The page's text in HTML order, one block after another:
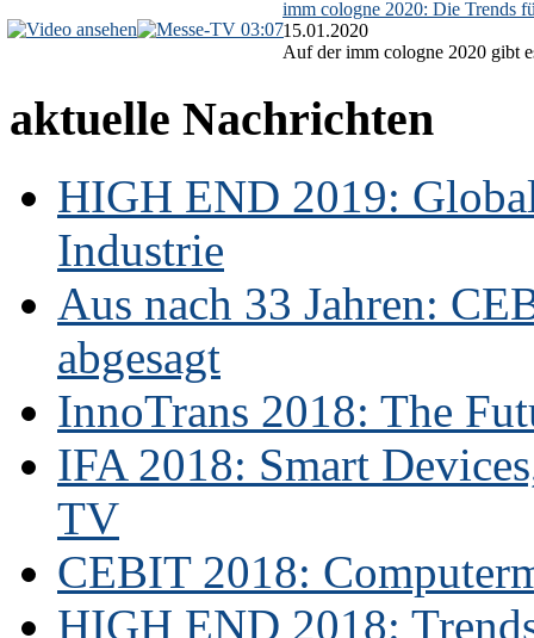
03:07
imm cologne 2020: Die Trends
15.01.2020
Auf der imm cologne 2020 gibt
aktuelle Nachrichten
HIGH END 2019:
Industrie
Aus nach 33 Jahren:
abgesagt
InnoTrans 2018: The
IFA 2018: Smart
TV
CEBIT 2018:
HIGH END 2018: